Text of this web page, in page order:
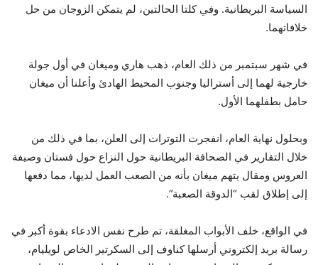
السياسة البريطانية. وفي كلتا الحالتين، لم يتمكن الزوجان من حل
خلافاتهما.
في شهر سبتمبر من ذلك العام، ذهب هاري وميغان في أول جولة
خارجية لهما إلى أستراليا وجنوب المحيط الهادئ وأعلنا أن ميغان
حامل بطفلهما الأول.
وبحلول نهاية العام، انفجرت التوترات إلى العلن، بما في ذلك من
خلال التقارير في الصحافة البريطانية حول النزاع حول فستان وصيفة
العروس ومقال يتهم ميغان بأنه من الصعب العمل لديها، مما دفعها
إلى إطلاق لقب “الدوقة الصعبة”.
في الواقع، خلف الأبواب المغلقة، تم طرح نفس الادعاء بقوة أكبر في
رسالة بريد إلكتروني أرسلها كناوف إلى السكرتير الخاص لويليام،